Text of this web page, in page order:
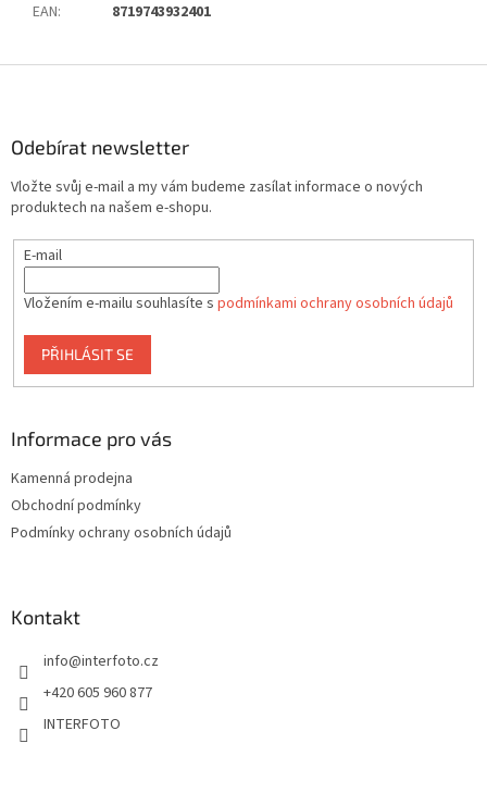
EAN: 8719743932401
Odebírat newsletter
Vložte svůj e-mail a my vám budeme zasílat informace o nových
produktech na našem e-shopu.
E-mail
Vložením e-mailu souhlasíte s podmínkami ochrany osobních údajů
PŘIHLÁSIT SE
Informace pro vás
Kamenná prodejna
Obchodní podmínky
Podmínky ochrany osobních údajů
Kontakt
info@interfoto.cz
+420 605 960 877
INTERFOTO